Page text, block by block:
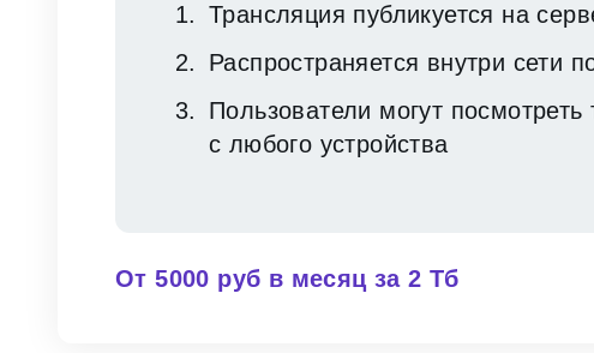
Трансляция публикуется на
Распространяется внутри сети
Пользователи могут
с любого устройства
От 5000 руб в месяц за 2 Тб